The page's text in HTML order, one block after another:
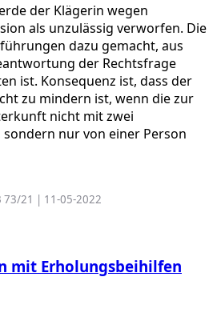
der Klägerin wegen
als unzulässig verworfen. Die
dazu gemacht, aus
der Rechtsfrage
ist. Konsequenz ist, dass der
zu mindern ist, wenn die zur
nicht mit zwei
nur von einer Person
73/21 | 11-05-2022
mit Erholungsbeihilfen